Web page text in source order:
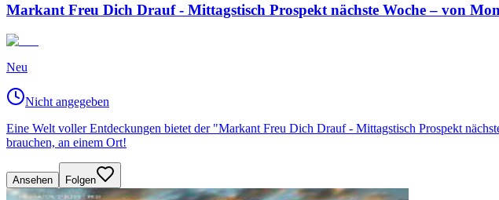
Markant Freu Dich Drauf - Mittagstisch Prospekt nächste Woche – von
Neu
Nicht angegeben
Eine Welt voller Entdeckungen bietet der "Markant Freu Dich Drauf - Mittagstisch Prospekt
brauchen, an einem Ort!
Ansehen Folgen